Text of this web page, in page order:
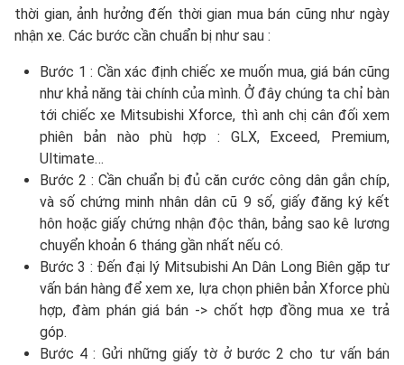
thời gian, ảnh hưởng đến thời gian mua bán cũng như ngày
nhận xe. Các bước cần chuẩn bị như sau :
Bước 1 : Cần xác định chiếc xe muốn mua, giá bán cũng
như khả năng tài chính của mình. Ở đây chúng ta chỉ bàn
tới chiếc xe Mitsubishi Xforce, thì anh chị cân đối xem
phiên bản nào phù hợp : GLX, Exceed, Premium,
Ultimate…
Bước 2 : Cần chuẩn bị đủ căn cước công dân gắn chíp,
và số chứng minh nhân dân cũ 9 số, giấy đăng ký kết
hôn hoặc giấy chứng nhận độc thân, bảng sao kê lương
chuyển khoản 6 tháng gần nhất nếu có.
Bước 3 : Đến đại lý Mitsubishi An Dân Long Biên gặp tư
vấn bán hàng để xem xe, lựa chọn phiên bản Xforce phù
hợp, đàm phán giá bán -> chốt hợp đồng mua xe trả
góp.
Bước 4 : Gửi những giấy tờ ở bước 2 cho tư vấn bán